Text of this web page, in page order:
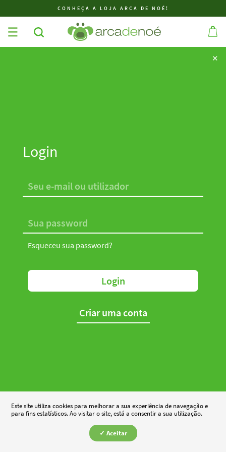
CONHEÇA A LOJA ARCA DE NOÉ!
✕
✕
Login
Esqueceu sua password?
Login
Criar uma conta
Este site utiliza cookies para melhorar a sua experiência de navegação e
para fins estatísticos. Ao visitar o site, está a consentir a sua utilização.
✓ Aceitar